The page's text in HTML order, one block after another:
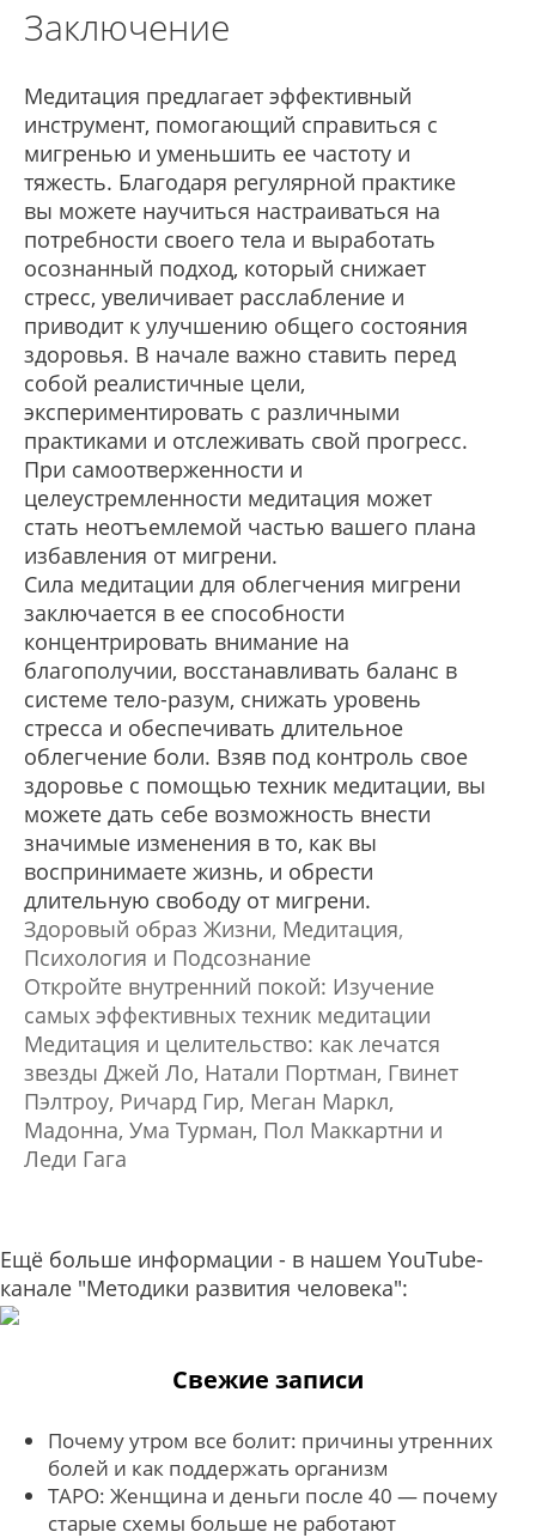
Заключение
Медитация предлагает эффективный
инструмент, помогающий справиться с
мигренью и уменьшить ее частоту и
тяжесть. Благодаря регулярной практике
вы можете научиться настраиваться на
потребности своего тела и выработать
осознанный подход, который снижает
стресс, увеличивает расслабление и
приводит к улучшению общего состояния
здоровья. В начале важно ставить перед
собой реалистичные цели,
экспериментировать с различными
практиками и отслеживать свой прогресс.
При самоотверженности и
целеустремленности медитация может
стать неотъемлемой частью вашего плана
избавления от мигрени.
Сила медитации для облегчения мигрени
заключается в ее способности
концентрировать внимание на
благополучии, восстанавливать баланс в
системе тело-разум, снижать уровень
стресса и обеспечивать длительное
облегчение боли. Взяв под контроль свое
здоровье с помощью техник медитации, вы
можете дать себе возможность внести
значимые изменения в то, как вы
воспринимаете жизнь, и обрести
длительную свободу от мигрени.
Здоровый образ Жизни, Медитация,
Психология и Подсознание
Откройте внутренний покой: Изучение
самых эффективных техник медитации
Медитация и целительство: как лечатся
звезды Джей Ло, Натали Портман, Гвинет
Пэлтроу, Ричард Гир, Меган Маркл,
Мадонна, Ума Турман, Пол Маккартни и
Леди Гага
Ещё больше информации - в нашем YouTube-
канале "Методики развития человека":
Свежие записи
Почему утром все болит: причины утренних
болей и как поддержать организм
ТАРО: Женщина и деньги после 40 — почему
старые схемы больше не работают